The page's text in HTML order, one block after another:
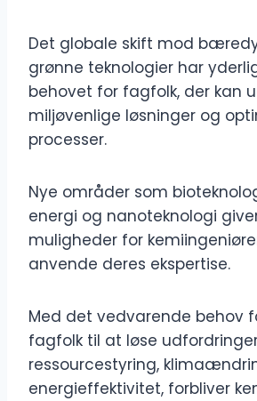
Det globale skift mod
grønne teknologier har
behovet for fagfolk, der kan
miljøvenlige løsninger og
processer.
Nye områder som
energi og nanoteknologi
muligheder for
anvende deres ekspertise.
Med det vedvarende behov
fagfolk til at løse
ressourcestyring,
energieffektivitet, forbliver